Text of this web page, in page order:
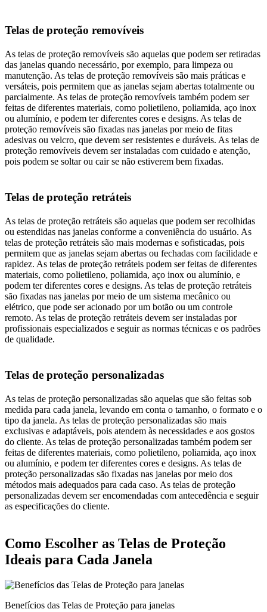
Telas de proteção removíveis
As telas de proteção removíveis são aquelas que podem ser retiradas
das janelas quando necessário, por exemplo, para limpeza ou
manutenção. As telas de proteção removíveis são mais práticas e
versáteis, pois permitem que as janelas sejam abertas totalmente ou
parcialmente. As telas de proteção removíveis também podem ser
feitas de diferentes materiais, como polietileno, poliamida, aço inox
ou alumínio, e podem ter diferentes cores e designs. As telas de
proteção removíveis são fixadas nas janelas por meio de fitas
adesivas ou velcro, que devem ser resistentes e duráveis. As telas de
proteção removíveis devem ser instaladas com cuidado e atenção,
pois podem se soltar ou cair se não estiverem bem fixadas.
Telas de proteção retráteis
As telas de proteção retráteis são aquelas que podem ser recolhidas
ou estendidas nas janelas conforme a conveniência do usuário. As
telas de proteção retráteis são mais modernas e sofisticadas, pois
permitem que as janelas sejam abertas ou fechadas com facilidade e
rapidez. As telas de proteção retráteis podem ser feitas de diferentes
materiais, como polietileno, poliamida, aço inox ou alumínio, e
podem ter diferentes cores e designs. As telas de proteção retráteis
são fixadas nas janelas por meio de um sistema mecânico ou
elétrico, que pode ser acionado por um botão ou um controle
remoto. As telas de proteção retráteis devem ser instaladas por
profissionais especializados e seguir as normas técnicas e os padrões
de qualidade.
Telas de proteção personalizadas
As telas de proteção personalizadas são aquelas que são feitas sob
medida para cada janela, levando em conta o tamanho, o formato e o
tipo da janela. As telas de proteção personalizadas são mais
exclusivas e adaptáveis, pois atendem às necessidades e aos gostos
do cliente. As telas de proteção personalizadas também podem ser
feitas de diferentes materiais, como polietileno, poliamida, aço inox
ou alumínio, e podem ter diferentes cores e designs. As telas de
proteção personalizadas são fixadas nas janelas por meio dos
métodos mais adequados para cada caso. As telas de proteção
personalizadas devem ser encomendadas com antecedência e seguir
as especificações do cliente.
Como Escolher as Telas de Proteção
Ideais para Cada Janela
Benefícios das Telas de Proteção para janelas